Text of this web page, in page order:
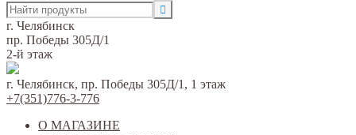
г. Челябинск
пр. Победы 305Д/1
2-й этаж
г. Челябинск, пр. Победы 305Д/1, 1 этаж
+7(351)776-3-776
О МАГАЗИНЕ